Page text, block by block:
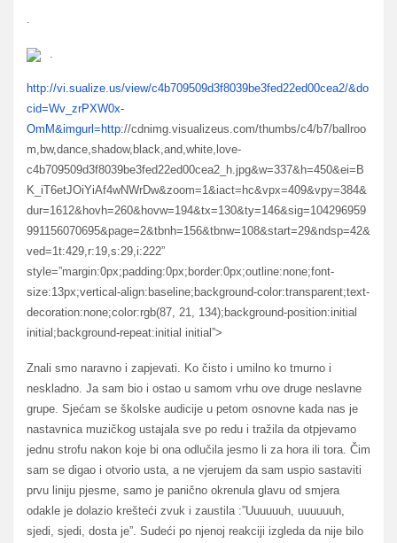
.
http://vi.sualize.us/view/c4b709509d3f8039be3fed22ed00cea2/&do
cid=Wv_zrPXW0x-
OmM&imgurl=http://cdnimg.visualizeus.com/thumbs/c4/b7/ballroo
m,bw,dance,shadow,black,and,white,love-
c4b709509d3f8039be3fed22ed00cea2_h.jpg&w=337&h=450&ei=B
K_iT6etJOiYiAf4wNWrDw&zoom=1&iact=hc&vpx=409&vpy=384&
dur=1612&hovh=260&hovw=194&tx=130&ty=146&sig=104296959
991156070695&page=2&tbnh=156&tbnw=108&start=29&ndsp=42&
ved=1t:429,r:19,s:29,i:222”
style=”margin:0px;padding:0px;border:0px;outline:none;font-
size:13px;vertical-align:baseline;background-color:transparent;text-
decoration:none;color:rgb(87, 21, 134);background-position:initial
initial;background-repeat:initial initial”>
Znali smo naravno i zapjevati. Ko čisto i umilno ko tmurno i
neskladno. Ja sam bio i ostao u samom vrhu ove druge neslavne
grupe. Sjećam se školske audicije u petom osnovne kada nas je
nastavnica muzičkog ustajala sve po redu i tražila da otpjevamo
jednu strofu nakon koje bi ona odlučila jesmo li za hora ili tora. Čim
sam se digao i otvorio usta, a ne vjerujem da sam uspio sastaviti
prvu liniju pjesme, samo je panično okrenula glavu od smjera
odakle je dolazio krešteći zvuk i zaustila :”Uuuuuuh, uuuuuuh,
sjedi, sjedi, dosta je”. Sudeći po njenoj reakciji izgleda da nije bilo